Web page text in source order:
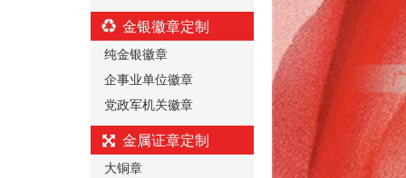
金银徽章定制
纯金银徽章
企事业单位徽章
党政军机关徽章
金属证章定制
大铜章